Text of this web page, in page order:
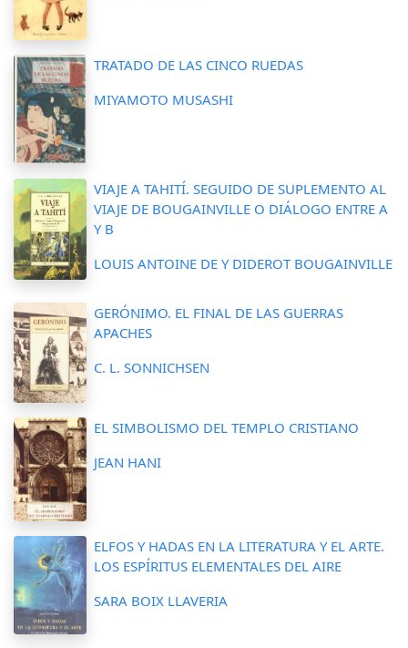
TRATADO DE LAS CINCO RUEDAS
MIYAMOTO MUSASHI
VIAJE A TAHITÍ. SEGUIDO DE SUPLEMENTO AL
VIAJE DE BOUGAINVILLE O DIÁLOGO ENTRE A
Y B
LOUIS ANTOINE DE Y DIDEROT BOUGAINVILLE
GERÓNIMO. EL FINAL DE LAS GUERRAS
APACHES
C. L. SONNICHSEN
EL SIMBOLISMO DEL TEMPLO CRISTIANO
JEAN HANI
ELFOS Y HADAS EN LA LITERATURA Y EL ARTE.
LOS ESPÍRITUS ELEMENTALES DEL AIRE
SARA BOIX LLAVERIA